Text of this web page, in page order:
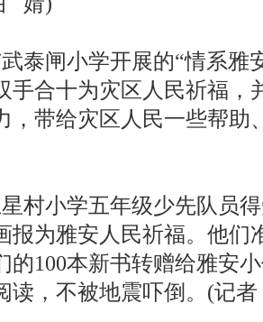
闸小学开展的“情系雅
手合十为灾区人民祈福，
，带给灾区人民一些帮助
村小学五年级少先队员得
报为雅安人民祈福。他们
的100本新书转赠给雅安
读，不被地震吓倒。(记